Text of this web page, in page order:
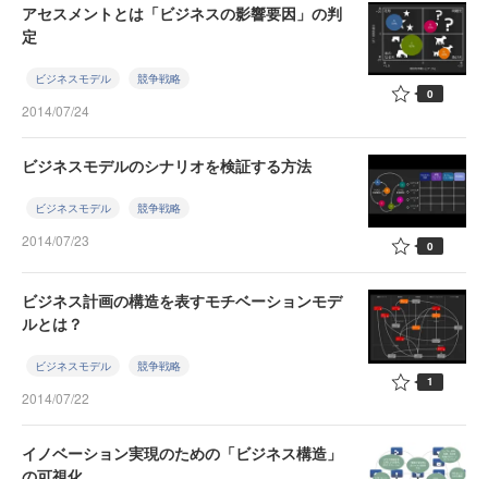
アセスメントとは「ビジネスの影響要因」の判
定
ビジネスモデル 競争戦略
2014/07/24
0
ビジネスモデルのシナリオを検証する方法
ビジネスモデル 競争戦略
2014/07/23 0
ビジネス計画の構造を表すモチベーションモデ
ルとは？
ビジネスモデル 競争戦略
2014/07/22
1
イノベーション実現のための「ビジネス構造」